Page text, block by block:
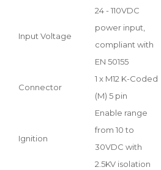
Input Voltage
24 - 110VDC
power input,
compliant with
EN 50155
Connector
1 x M12 K-Coded
(M) 5 pin
Ignition
Enable range
from 10 to
30VDC with
2.5KV isolation